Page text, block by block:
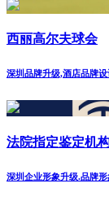
西丽高尔夫球会
深圳品牌升级,酒店品牌
法院指定鉴定机
深圳企业形象升级.品牌